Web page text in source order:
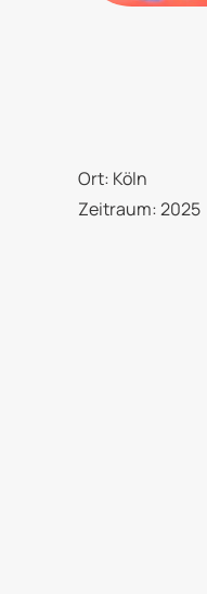
Ort: Köln
Zeitraum: 2025